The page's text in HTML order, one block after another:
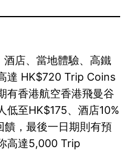
店、當地體驗、高鐵
達 HK$720 Trip Coins
有香港航空香港飛曼谷
低至HK$175、酒店10%
，最後一日期則有預
高達5,000 Trip